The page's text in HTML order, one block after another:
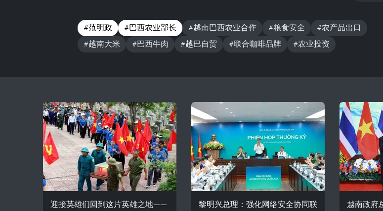
#范明政 #巴西农业部长 #越南巴西农业合作 #粮食安全
#农产品出口
#越南大米
#巴西牛肉 #越巴自贸 #联合咖啡品牌 #农业投资
迎接英雄们回到这片英雄之地——
黎明兴总理：强化网络安全协同联
越南政府